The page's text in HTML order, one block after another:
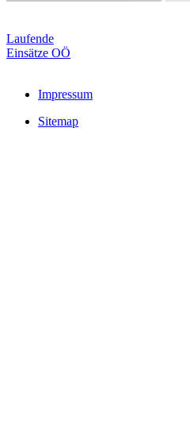
Laufende
Einsätze OÖ
Impressum
Sitemap